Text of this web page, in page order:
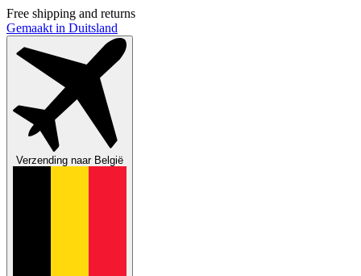
Free shipping and returns
Gemaakt in Duitsland
Verzending naarBelgië